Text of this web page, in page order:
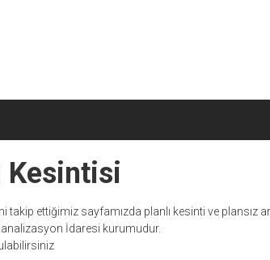
Kesintisi
ettiğimiz sayfamızda planlı kesinti ve plansız
İdaresi kurumudur.